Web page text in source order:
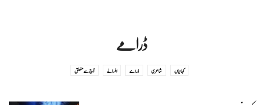
ڈرامے
آج سے متعلق افسانے ڈرامے شاعری کہانیاں